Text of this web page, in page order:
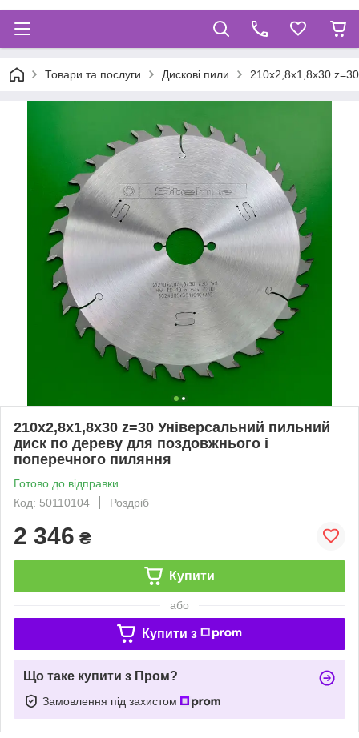
Товари та послуги Дискові пили 210х2,8х1,8х30
210х2,8х1,8х30 z=30 Універсальний пильний
диск по дереву для поздовжнього і
поперечного пиляння
Готово до відправки
Код: 50110104
Роздріб
2 346 ₴
Купити
або
Купити з
Що таке купити з Пром?
Замовлення під захистом